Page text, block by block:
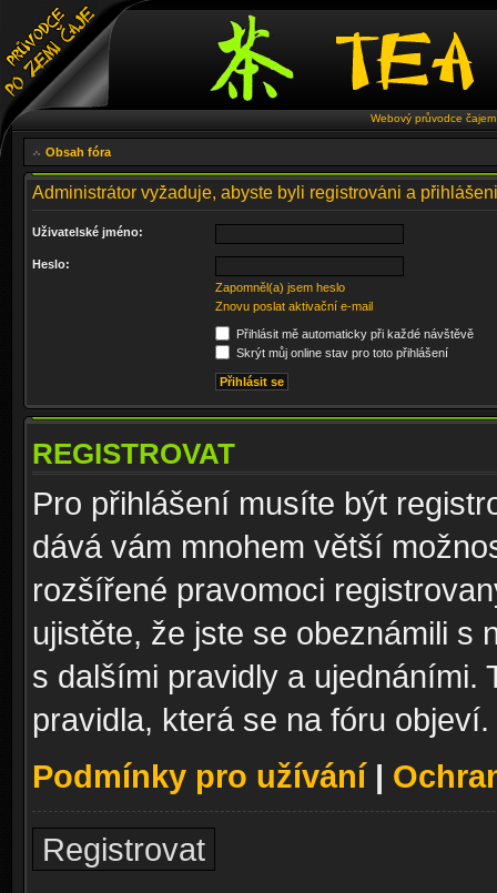
Webový průvodce
Obsah fóra
Administrátor vyžaduje, abyste byli registrováni a
Uživatelské jméno:
Heslo:
Zapomněl(a) jsem heslo
Znovu poslat aktivační e-mail
Přihlásit mě automaticky při každé návštěvě
Skrýt můj online stav pro toto přihlášení
REGISTROVAT
Pro přihlášení musíte být
dává vám mnohem větší
rozšířené pravomoci
ujistěte, že jste se obeznámili s
s dalšími pravidly a ujednáními.
pravidla, která se na fóru objeví.
Podmínky pro užívání|
Registrovat